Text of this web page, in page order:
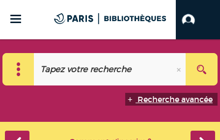
Recherche avancée